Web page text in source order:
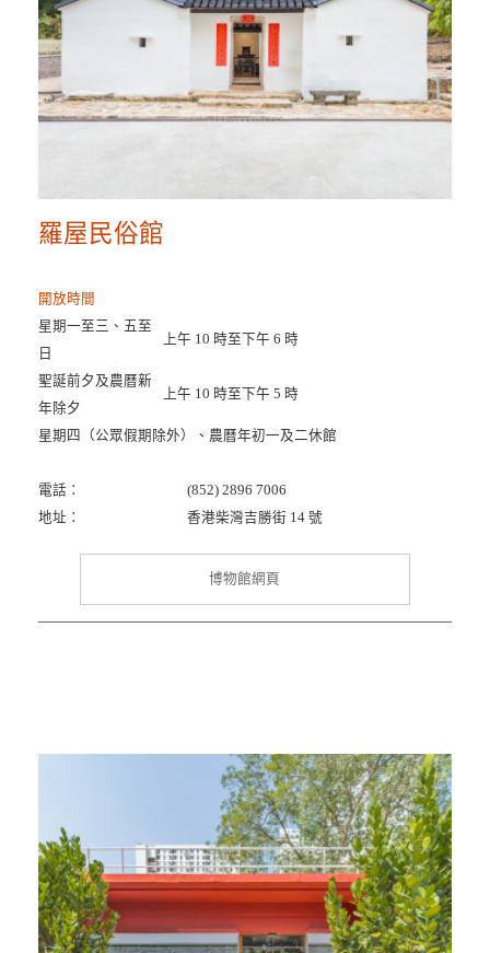
羅屋民俗館
開放時間
星期一至三、五至
日
上午 10 時至下午 6 時
聖誕前夕及農曆新
年除夕
上午 10 時至下午 5 時
星期四（公眾假期除外）、農曆年初一及二休館
電話：
(852) 2896 7006
地址：
香港柴灣吉勝街 14 號
博物館網頁